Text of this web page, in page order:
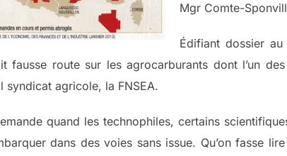
Mgr Comte-
Édifiant dossier
fausse route sur les agrocarburants dont l’un
syndicat agricole, la FNSEA.
quand les technophiles, certains
dans des voies sans issue. Qu’on fasse